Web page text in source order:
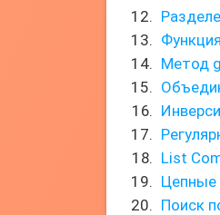
Метод
List
Цепные
Поиск